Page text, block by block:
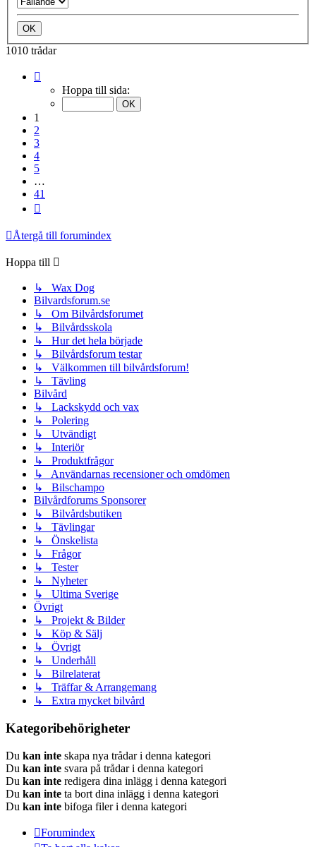
1010 trådar
Hoppa till sida:
1
2
3
4
5
…
41
Återgå till forumindex
Hoppa till
↳ Wax Dog
Bilvardsforum.se
↳ Om Bilvårdsforumet
↳ Bilvårdsskola
↳ Hur det hela började
↳ Bilvårdsforum testar
↳ Välkommen till bilvårdsforum!
↳ Tävling
Bilvård
↳ Lackskydd och vax
↳ Polering
↳ Utvändigt
↳ Interiör
↳ Produktfrågor
↳ Användarnas recensioner och omdömen
↳ Bilschampo
Bilvårdforums Sponsorer
↳ Bilvårdsbutiken
↳ Tävlingar
↳ Önskelista
↳ Frågor
↳ Tester
↳ Nyheter
↳ Ultima Sverige
Övrigt
↳ Projekt & Bilder
↳ Köp & Sälj
↳ Övrigt
↳ Underhåll
↳ Bilrelaterat
↳ Träffar & Arrangemang
↳ Extra mycket bilvård
Kategoribehörigheter
Du kan inte skapa nya trådar i denna kategori
Du kan inte svara på trådar i denna kategori
Du kan inte redigera dina inlägg i denna kategori
Du kan inte ta bort dina inlägg i denna kategori
Du kan inte bifoga filer i denna kategori
Forumindex